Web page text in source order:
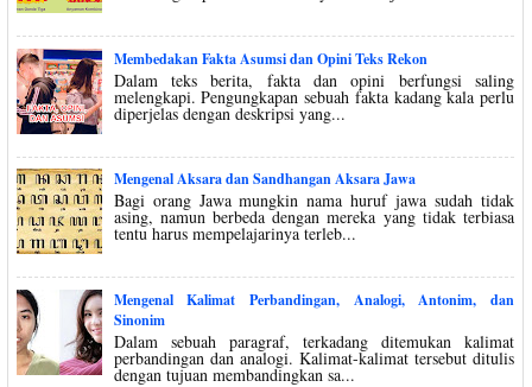
Membedakan Fakta Asumsi dan Opini Teks Rekon
Dalam teks berita, fakta dan opini berfungsi saling
melengkapi. Pengungkapan sebuah fakta kadang kala perlu
diperjelas dengan deskripsi yang...
Mengenal Aksara dan Sandhangan Aksara Jawa
Bagi orang Jawa mungkin nama huruf jawa sudah tidak
asing, namun berbeda dengan mereka yang tidak terbiasa
tentu harus mempelajarinya terleb...
Mengenal Kalimat Perbandingan, Analogi, Antonim, dan
Sinonim
Dalam sebuah paragraf, terkadang ditemukan kalimat
perbandingan dan analogi. Kalimat-kalimat tersebut ditulis
dengan tujuan membandingkan sa...